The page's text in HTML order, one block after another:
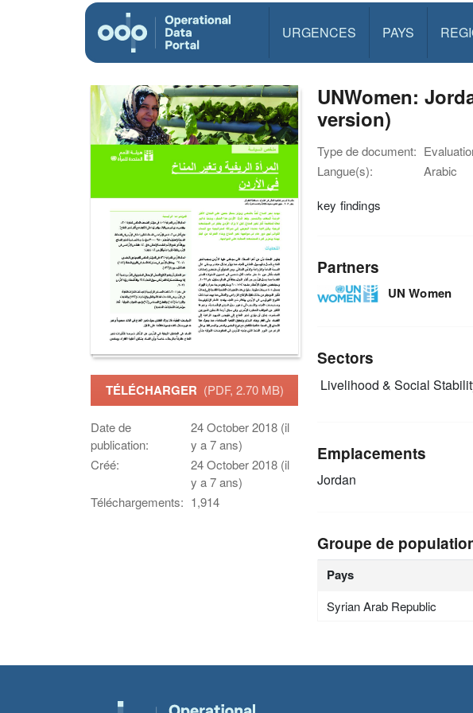
URGENCES PAYS
TÉLÉCHARGER (PDF, 2.70 MB)
Date de
publication:
24 October 2018 (il
y a 7 ans)
Créé:
24 October 2018 (il
y a 7 ans)
Téléchargements: 1,914
UNWomen:
version)
Type de document:
Langue(s):
Arabic
key findings
Partners
UN Women
Sectors
Livelihood & Social
Emplacements
Jordan
Groupe de
Pays
Syrian Arab Republic